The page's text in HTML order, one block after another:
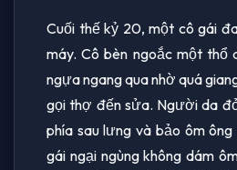
Cuối thế kỷ 20, một cô gái
máy. Cô bèn ngoắc một thổ
ngựa ngang qua nhờ quá
gọi thợ đến sửa. Người da
phía sau lưng và bảo ôm
gái ngại ngùng không dám